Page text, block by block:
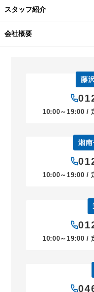
スタッフ紹介
会社概要
藤
10:00～19:00 /
湘
10:00～19:00 /
10:00～19:00 /